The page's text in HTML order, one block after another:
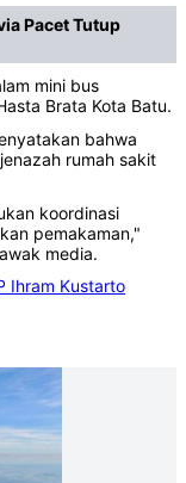
Pacet Tutup
mini bus
Brata Kota Batu.
bahwa
rumah sakit
koordinasi
pemakaman,"
media.
Ihram Kustarto